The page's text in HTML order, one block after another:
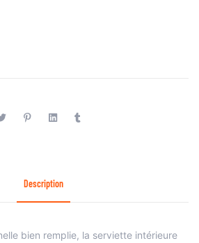
Description
bien remplie, la serviette intérieure